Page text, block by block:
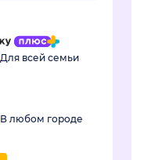
Для всей семьи
В любом городе